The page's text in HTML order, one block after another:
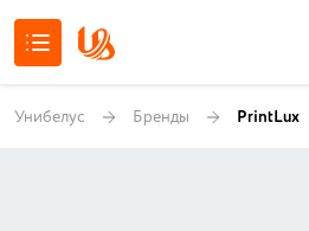
Унибелус Бренды PrintLux